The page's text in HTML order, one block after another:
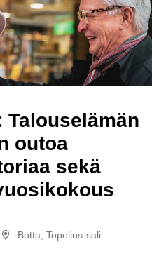
outoa
sekä
Botta, Topelius-sali